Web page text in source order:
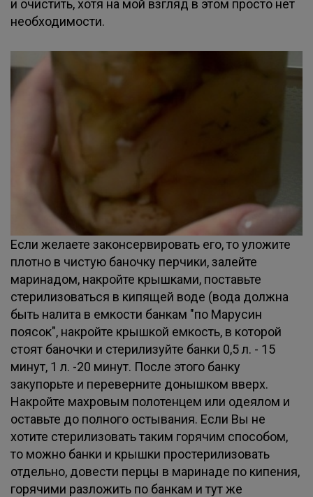
и очистить, хотя на мой взгляд в этом просто нет
необходимости.
Если желаете законсервировать его, то уложите
плотно в чистую баночку перчики, залейте
маринадом, накройте крышками, поставьте
стерилизоваться в кипящей воде (вода должна
быть налита в емкости банкам "по Марусин
поясок", накройте крышкой емкость, в которой
стоят баночки и стерилизуйте банки 0,5 л. - 15
минут, 1 л. -20 минут. После этого банку
закупорьте и переверните донышком вверх.
Накройте махровым полотенцем или одеялом и
оставьте до полного остывания. Если Вы не
хотите стерилизовать таким горячим способом,
то можно банки и крышки простерилизовать
отдельно, довести перцы в маринаде по кипения,
горячими разложить по банкам и тут же